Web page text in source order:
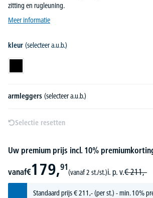
zitting en rugleuning.
Meer informatie
kleur (selecteer a.u.b.)
armleggers (selecteer a.u.b.)
Selectie resetten
Uw premium prijs incl. 10%
vanaf€179,91
(vanaf 2 st./st.)i. p. v.€ 211,-
Standaard prijs€211,-(per st.) - min. 10%